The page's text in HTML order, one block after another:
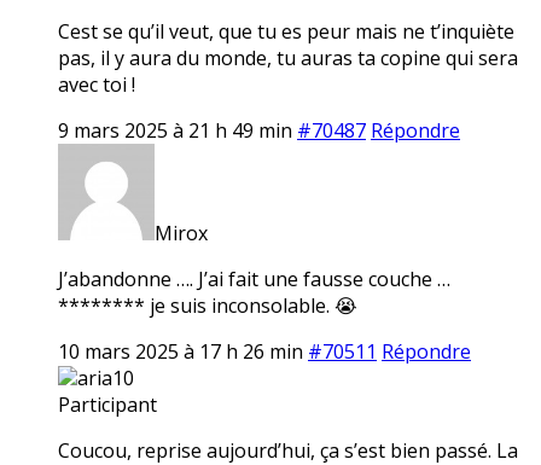
Cest se qu’il veut, que tu es peur mais ne t’inquiète
pas, il y aura du monde, tu auras ta copine qui sera
avec toi !
9 mars 2025 à 21 h 49 min #70487 Répondre
Mirox
J’abandonne …. J’ai fait une fausse couche …
******** je suis inconsolable. 😭
10 mars 2025 à 17 h 26 min #70511 Répondre
aria10
Participant
Coucou, reprise aujourd’hui, ça s’est bien passé. La